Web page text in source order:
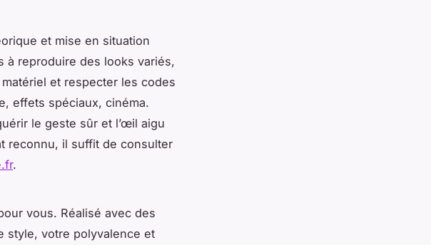
et mise en situation
à reproduire des looks variés,
et respecter les codes
effets spéciaux, cinéma.
le geste sûr et l’œil aigu
reconnu, il suffit de consulter
.
vous. Réalisé avec des
style, votre polyvalence et